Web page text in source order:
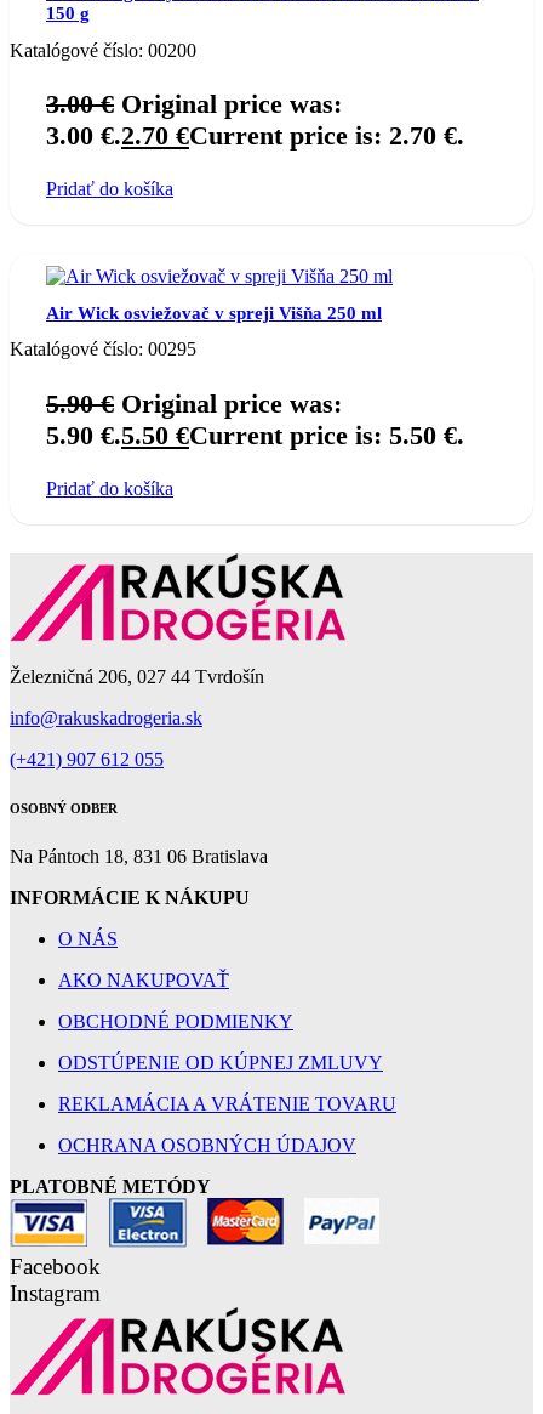
150 g
Katalógové číslo: 00200
3.00€ Original price was:
3.00 €.2.70 €Current price is: 2.70 €.
Pridať do košíka
Air Wick osviežovač v spreji Višňa 250 ml
Katalógové číslo: 00295
5.90€ Original price was:
5.90 €.5.50 €Current price is: 5.50 €.
Pridať do košíka
Železničná 206, 027 44 Tvrdošín
info@rakuskadrogeria.sk
(+421) 907 612 055
OSOBNÝ ODBER
Na Pántoch 18, 831 06 Bratislava
INFORMÁCIE K NÁKUPU
O NÁS
AKO NAKUPOVAŤ
OBCHODNÉ PODMIENKY
ODSTÚPENIE OD KÚPNEJ ZMLUVY
REKLAMÁCIA A VRÁTENIE TOVARU
OCHRANA OSOBNÝCH ÚDAJOV
PLATOBNÉ METÓDY
Facebook
Instagram